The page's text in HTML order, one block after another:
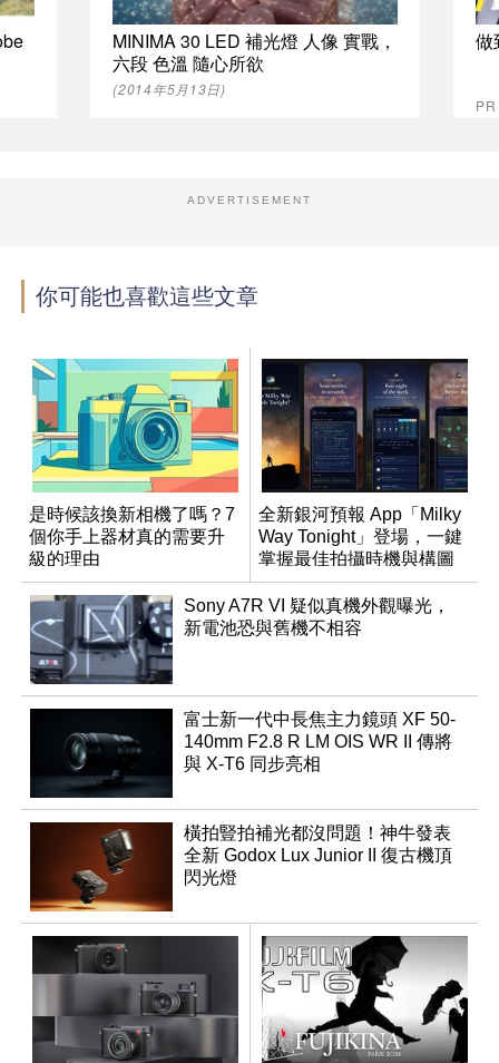
MINIMA 30 LED 補光燈 人像 實戰，
六段 色溫 隨心所欲
(2014年5月13日)
做
ADVERTISEMENT
你可能也喜歡這些文章
是時候該換新相機了嗎？7
個你手上器材真的需要升
級的理由
全新銀河預報 App「Milky
Way Tonight」登場，一鍵
掌握最佳拍攝時機與構圖
Sony A7R VI 疑似真機外觀曝光，
新電池恐與舊機不相容
富士新一代中長焦主力鏡頭 XF 50-
140mm F2.8 R LM OIS WR II 傳將
與 X-T6 同步亮相
橫拍豎拍補光都沒問題！神牛發表
全新 Godox Lux Junior II 復古機頂
閃光燈